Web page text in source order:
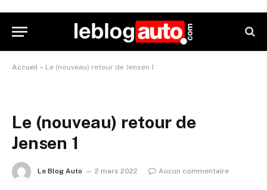
Accueil » Le (nouveau) retour de Jensen 1
Le (nouveau) retour de
Jensen 1
Le Blog Auto 2 mars 2022 Aucun commentaire